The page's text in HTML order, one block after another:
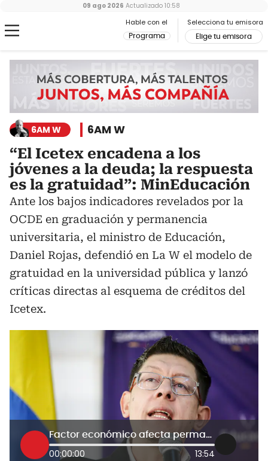
Hable con el
Programa
Selecciona tu emisora
Elige tu emisora
09 ago 2026 Actualizado 10:58
6AM W 6AM W
“El Icetex encadena a los
jóvenes a la deuda; la respuesta
es la gratuidad”: MinEducación
Ante los bajos indicadores revelados por la
OCDE en graduación y permanencia
universitaria, el ministro de Educación,
Daniel Rojas, defendió en La W el modelo de
gratuidad en la universidad pública y lanzó
críticas directas al esquema de créditos del
Icetex.
Factor económico afecta permanencia universitaria: MinEducación sobre informe de la OCDE
00:00:00 13:54